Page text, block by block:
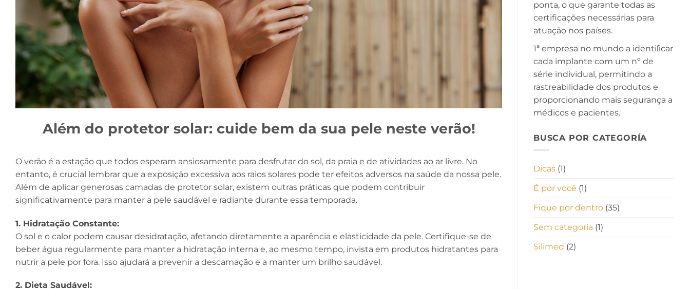
Além do protetor solar: cuide bem da sua pele neste verão!
O verão é a estação que todos esperam ansiosamente para desfrutar do sol, da praia e de atividades ao ar livre. No
entanto, é crucial lembrar que a exposição excessiva aos raios solares pode ter efeitos adversos na saúde da nossa pele.
Além de aplicar generosas camadas de protetor solar, existem outras práticas que podem contribuir
significativamente para manter a pele saudável e radiante durante essa temporada.
1. Hidratação Constante:
O sol e o calor podem causar desidratação, afetando diretamente a aparência e elasticidade da pele. Certifique-se de
beber água regularmente para manter a hidratação interna e, ao mesmo tempo, invista em produtos hidratantes para
nutrir a pele por fora. Isso ajudará a prevenir a descamação e a manter um brilho saudável.
2. Dieta Saudável:
ponta, o que garante todas as
certificações necessárias para
atuação nos países.
1ª empresa no mundo a identiﬁcar
cada implante com um nº de
série individual, permitindo a
rastreabilidade dos produtos e
proporcionando mais segurança a
médicos e pacientes.
BUSCA POR CATEGORÍA
Dicas (1)
É por você (1)
Fique por dentro (35)
Sem categoria (1)
Silimed (2)